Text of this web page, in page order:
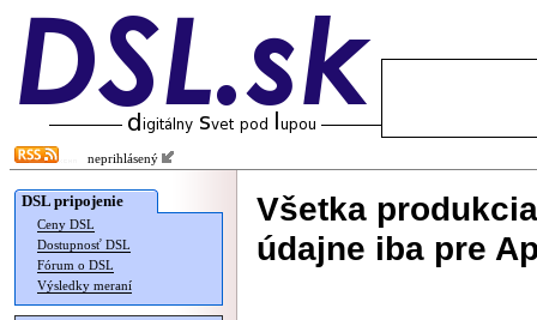
neprihlásený
DSL pripojenie
Ceny DSL
Dostupnosť DSL
Fórum o DSL
Výsledky meraní
Všetka
údajne iba pre